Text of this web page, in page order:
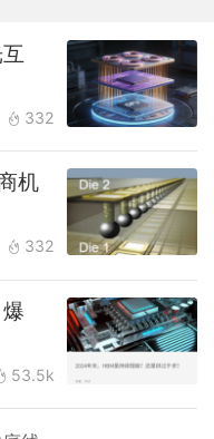
332
机
332
53.5k